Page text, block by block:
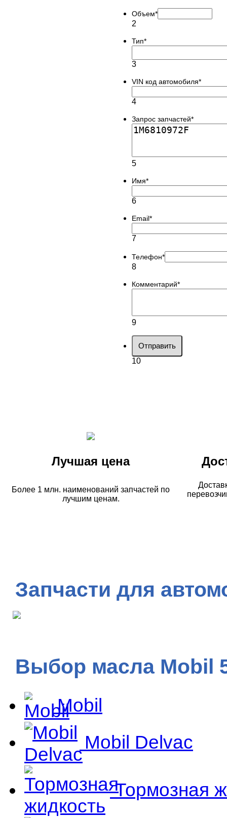
Объем*
2
Тип*
3
VIN код автомобиля*
4
Запрос запчастей*
5
Имя*
6
Email*
7
Телефон*
8
Комментарий*
9
Отправить
10
Лучшая цена
Более 1 млн. наименований запчастей по
лучшим ценам.
Запчасти для
Выбор масла Mobil
Mobil
Mobil Delvac
Тормозная